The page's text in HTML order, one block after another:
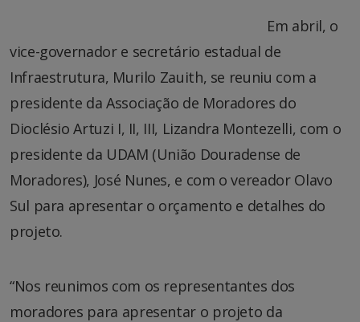
Em abril, o
vice-governador e secretário estadual de
Infraestrutura, Murilo Zauith, se reuniu com a
presidente da Associação de Moradores do
Dioclésio Artuzi I, II, III, Lizandra Montezelli, com o
presidente da UDAM (União Douradense de
Moradores), José Nunes, e com o vereador Olavo
Sul para apresentar o orçamento e detalhes do
projeto.
“Nos reunimos com os representantes dos
moradores para apresentar o projeto da